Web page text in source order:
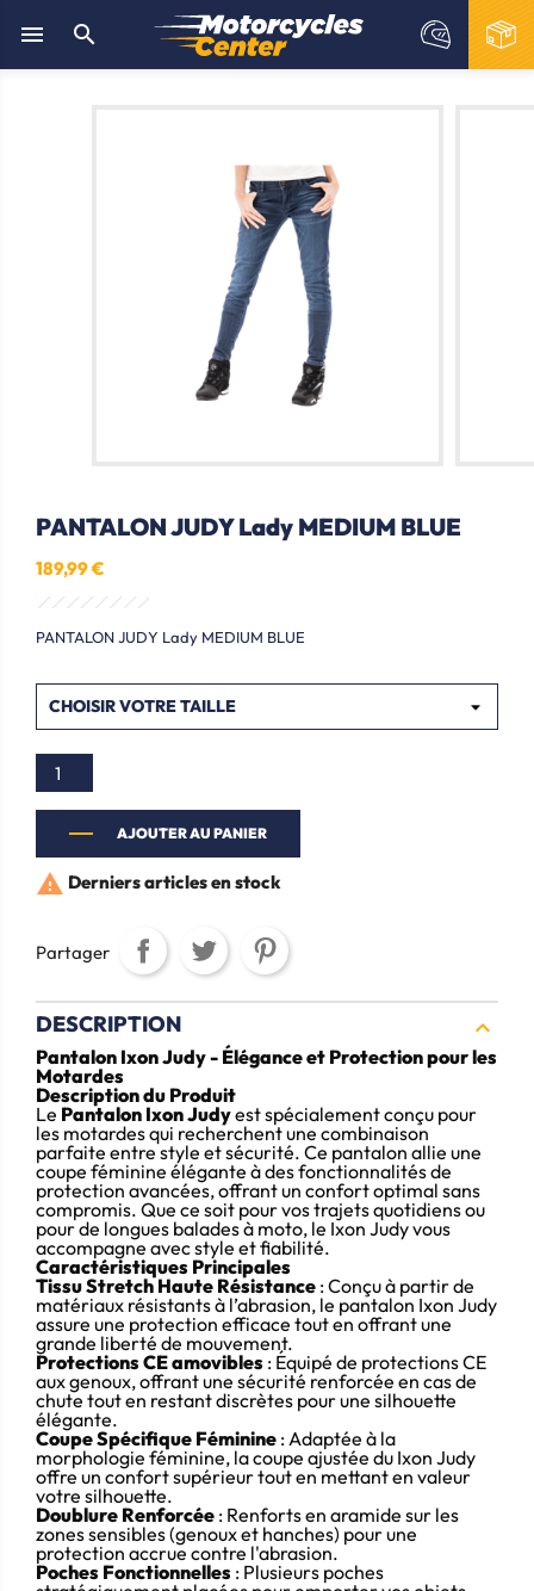
 
PANTALON JUDY Lady MEDIUM BLUE
189,99 €
PANTALON JUDY Lady MEDIUM BLUE
AJOUTER AU PANIER
 Derniers articles en stock
Partager
DESCRIPTION 
Pantalon Ixon Judy - Élégance et Protection pour les
Motardes
Description du Produit
Le Pantalon Ixon Judyest spécialement conçu pour
les motardes qui recherchent une combinaison
parfaite entre style et sécurité. Ce pantalon allie une
coupe féminine élégante à des fonctionnalités de
protection avancées, offrant un confort optimal sans
compromis. Que ce soit pour vos trajets quotidiens ou
pour de longues balades à moto, le Ixon Judy vous
accompagne avec style et fiabilité.
Caractéristiques Principales
Tissu Stretch Haute Résistance : Conçu à partir de
matériaux résistants à l’abrasion, le pantalon Ixon Judy
assure une protection efficace tout en offrant une
grande liberté de mouvement.
Protections CE amovibles : Équipé de protections CE
aux genoux, offrant une sécurité renforcée en cas de
chute tout en restant discrètes pour une silhouette
élégante.
Coupe Spécifique Féminine : Adaptée à la
morphologie féminine, la coupe ajustée du Ixon Judy
offre un confort supérieur tout en mettant en valeur
votre silhouette.
Doublure Renforcée : Renforts en aramide sur les
zones sensibles (genoux et hanches) pour une
protection accrue contre l'abrasion.
Poches Fonctionnelles : Plusieurs poches